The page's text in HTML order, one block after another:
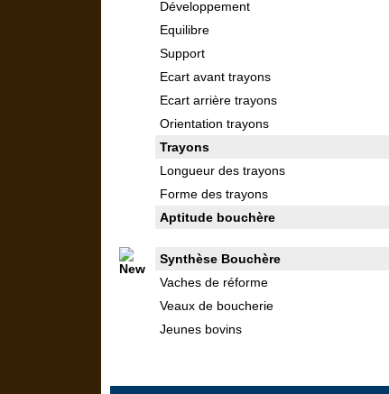
Développement
Equilibre
Support
Ecart avant trayons
Ecart arrière trayons
Orientation trayons
Trayons
Longueur des trayons
Forme des trayons
Aptitude bouchère
Synthèse Bouchère
Vaches de réforme
Veaux de boucherie
Jeunes bovins